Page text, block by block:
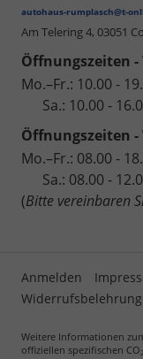
autohaus-rumplasch@t-
Am Telering 4, 03051
Öffnungszeiten
Mo.–Fr.: 10.00 -
Sa.: 10.00 -
Öffnungszeiten
Mo.–Fr.: 08.00 -
Sa.: 08.00 -
(Bitte vereinbaren
Anmelden
Widerrufsbelehrung
Weitere Informationen
offiziellen spezifischen CO2